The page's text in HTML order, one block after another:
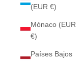
(EUR €)
Mónaco (EUR
€)
Países Bajos